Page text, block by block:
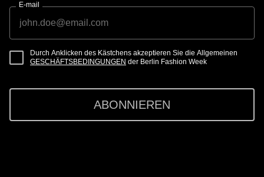
E-mail
Durch Anklicken des Kästchens akzeptieren Sie die Allgemeinen
GESCHÄFTSBEDINGUNGEN der Berlin Fashion Week
ABONNIEREN